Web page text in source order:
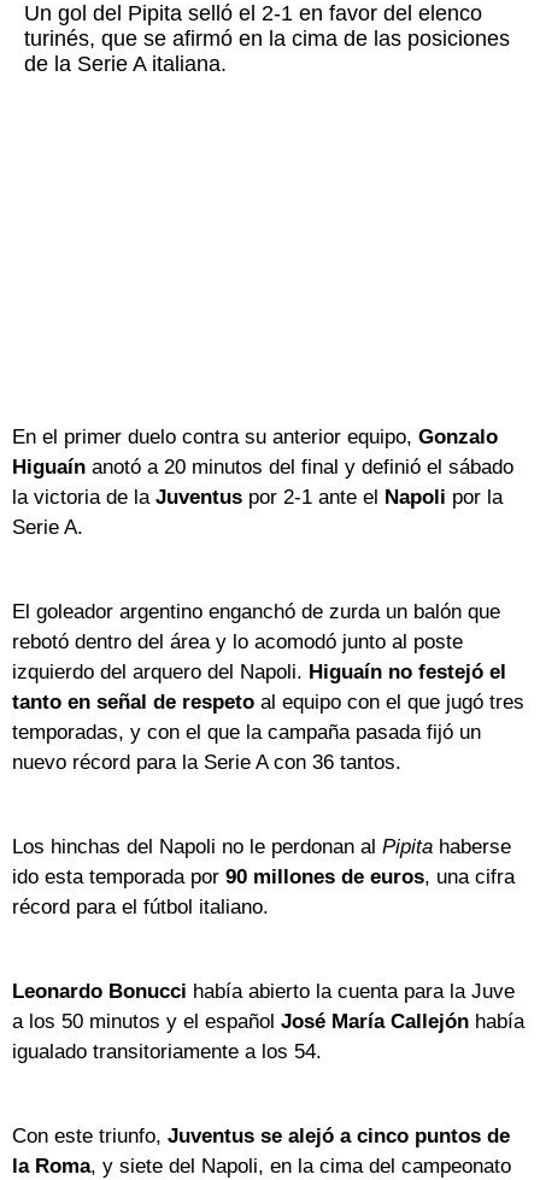
Un gol del Pipita selló el 2-1 en favor del elenco
turinés, que se afirmó en la cima de las posiciones
de la Serie A italiana.
En el primer duelo contra su anterior equipo, Gonzalo
Higuaín anotó a 20 minutos del final y definió el sábado
la victoria de la Juventus por 2-1 ante el Napoli por la
Serie A.
El goleador argentino enganchó de zurda un balón que
rebotó dentro del área y lo acomodó junto al poste
izquierdo del arquero del Napoli. Higuaín no festejó el
tanto en señal de respeto al equipo con el que jugó tres
temporadas, y con el que la campaña pasada fijó un
nuevo récord para la Serie A con 36 tantos.
Los hinchas del Napoli no le perdonan al Pipita haberse
ido esta temporada por 90 millones de euros, una cifra
récord para el fútbol italiano.
Leonardo Bonucci había abierto la cuenta para la Juve
a los 50 minutos y el español José María Callejón había
igualado transitoriamente a los 54.
Con este triunfo, Juventus se alejó a cinco puntos de
la Roma, y siete del Napoli, en la cima del campeonato